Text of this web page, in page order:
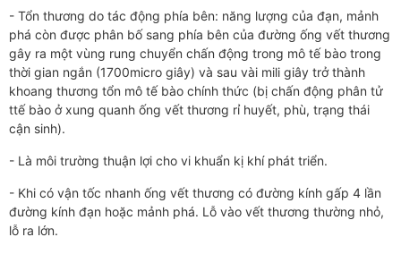
- Tổn thương do tác động phía bên: năng lượng của đạn, mảnh
phá còn được phân bố sang phía bên của đường ống vết thương
gây ra một vùng rung chuyển chấn động trong mô tế bào trong
thời gian ngắn (1700micro giây) và sau vài mili giây trở thành
khoang thương tổn mô tế bào chính thức (bị chấn động phân tử
ttế bào ở xung quanh ống vết thương rỉ huyết, phù, trạng thái
cận sinh).
- Là môi trường thuận lợi cho vi khuẩn kị khí phát triển.
- Khi có vận tốc nhanh ống vết thương có đường kính gấp 4 lần
đường kính đạn hoặc mảnh phá. Lỗ vào vết thương thường nhỏ,
lỗ ra lớn.